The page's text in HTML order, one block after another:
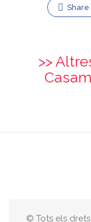
Share
>>
© Tots els drets